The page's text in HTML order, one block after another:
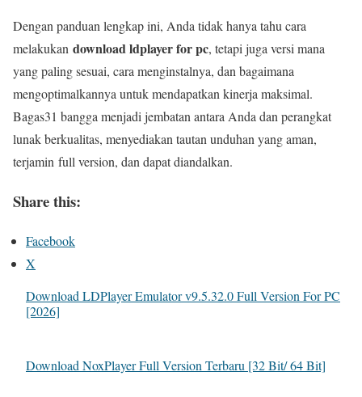
Dengan panduan lengkap ini, Anda tidak hanya tahu cara
melakukan download ldplayer for pc, tetapi juga versi mana
yang paling sesuai, cara menginstalnya, dan bagaimana
mengoptimalkannya untuk mendapatkan kinerja maksimal.
Bagas31 bangga menjadi jembatan antara Anda dan perangkat
lunak berkualitas, menyediakan tautan unduhan yang aman,
terjamin full version, dan dapat diandalkan.
Share this:
Facebook
X
Download LDPlayer Emulator v9.5.32.0 Full Version For PC
[2026]
Download NoxPlayer Full Version Terbaru [32 Bit/ 64 Bit]